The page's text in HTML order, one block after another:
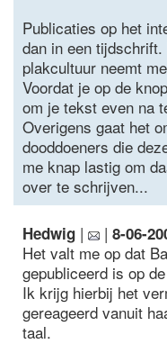
Publicaties op het
dan in een
plakcultuur neemt
Voordat je op de
om je tekst even na
Overigens gaat het
dooddoeners die
me knap lastig om
over te schrijven...
Hedwig | | 8-06-
Het valt me op dat
gepubliceerd is op
Ik krijg hierbij het
gereageerd vanuit
taal.